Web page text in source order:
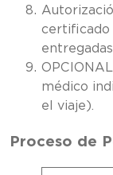
certificado
médico
el viaje).
Proceso de